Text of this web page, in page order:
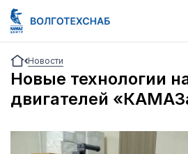
Новости
Новые технологии
двигателей